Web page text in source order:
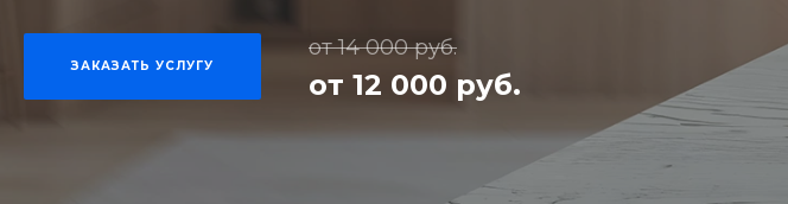
ЗАКАЗАТЬ УСЛУГУ
от 14 000 руб.
от 12 000 руб.